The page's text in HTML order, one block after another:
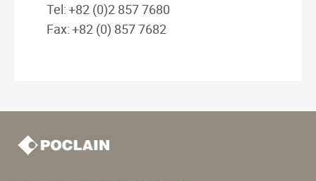
Tel:+82 (0)2 857 7680
Fax:+82 (0) 857 7682